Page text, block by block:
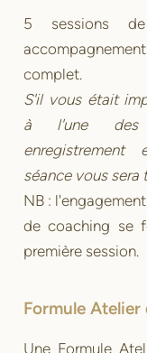
5 sessions
complet.
S'il vous était
à l'une des
séance vous sera
NB :
de coaching se
première session.
Formule
Une Formule